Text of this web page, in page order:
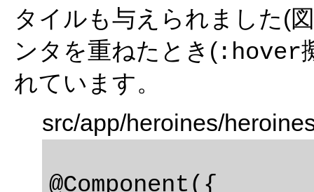
タイルも与えられました(
ンタを重ねたとき( :hover
れています。
src/app/heroines/
@Component({